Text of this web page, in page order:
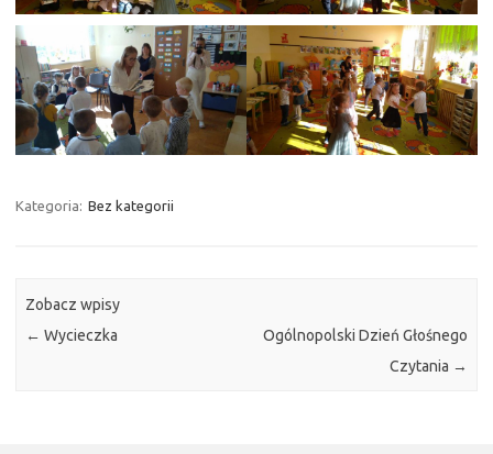
Kategoria: Bez kategorii
Zobacz wpisy
← Wycieczka
Ogólnopolski Dzień Głośnego
Czytania →